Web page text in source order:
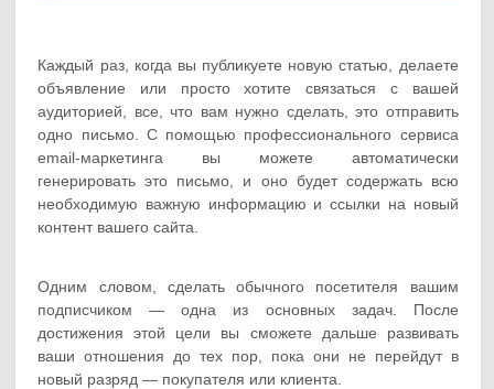
Каждый раз, когда вы публикуете новую статью, делаете
объявление или просто хотите связаться с вашей
аудиторией, все, что вам нужно сделать, это отправить
одно письмо. С помощью профессионального сервиса
email-маркетинга вы можете автоматически
генерировать это письмо, и оно будет содержать всю
необходимую важную информацию и ссылки на новый
контент вашего сайта.
Одним словом, сделать обычного посетителя вашим
подписчиком — одна из основных задач. После
достижения этой цели вы сможете дальше развивать
ваши отношения до тех пор, пока они не перейдут в
новый разряд — покупателя или клиента.